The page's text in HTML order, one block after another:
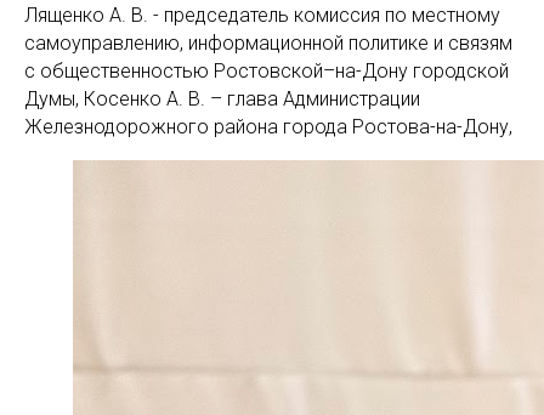
Лященко А. В. - председатель комиссия по местному
самоуправлению, информационной политике и связям
с общественностью Ростовской–на-Дону городской
Думы, Косенко А. В. – глава Администрации
Железнодорожного района города Ростова-на-Дону,